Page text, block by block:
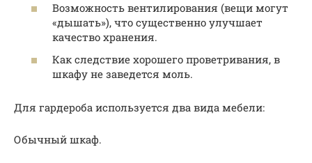
Возможность вентилирования (вещи могут
«дышать»), что существенно улучшает
качество хранения.
Как следствие хорошего проветривания, в
шкафу не заведется моль.
Для гардероба используется два вида мебели:
Обычный шкаф.